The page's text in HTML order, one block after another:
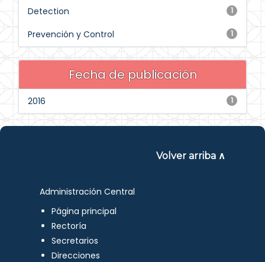
1
Detection
1
Prevención y Control
Fecha de publicación
1
2016
Volver arriba ∧
Administración Central
Página principal
Rectoría
Secretarios
Direcciones